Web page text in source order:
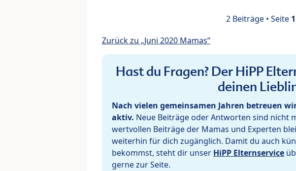
2 Beiträge • Seite 1
Zurück zu „Juni 2020 Mamas“
Hast du Fragen? Der HiPP
deinen
Nach vielen gemeinsamen Jahren betreuen
aktiv. Neue Beiträge oder Antworten sind nicht
wertvollen Beiträge der Mamas und Experten
weiterhin für dich zugänglich. Damit du auch
bekommst, steht dir unser HiPP Elternservice
gerne zur Seite.